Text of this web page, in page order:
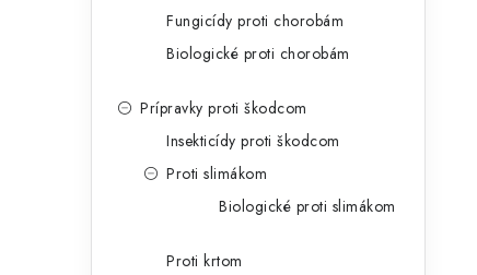
Fungicídy proti chorobám
Biologické proti chorobám
Prípravky proti škodcom
Insekticídy proti škodcom
Proti slimákom
Biologické proti slimákom
Proti krtom